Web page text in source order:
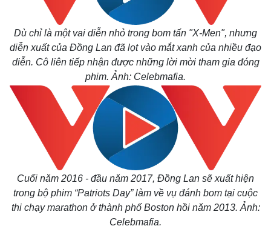
E-Magazine
Infographic
Dù chỉ là một vai diễn nhỏ trong bom tấn "X-Men", nhưng
diễn xuất của Đồng Lan đã lọt vào mắt xanh của nhiều đạo
diễn. Cô liên tiếp nhận được những lời mời tham gia đóng
phim. Ảnh: Celebmafia.
Cuối năm 2016 - đầu năm 2017, Đồng Lan sẽ xuất hiện
trong bộ phim “Patriots Day” làm về vụ đánh bom tại cuộc
thi chạy marathon ở thành phố Boston hồi năm 2013. Ảnh:
Celebmafia.